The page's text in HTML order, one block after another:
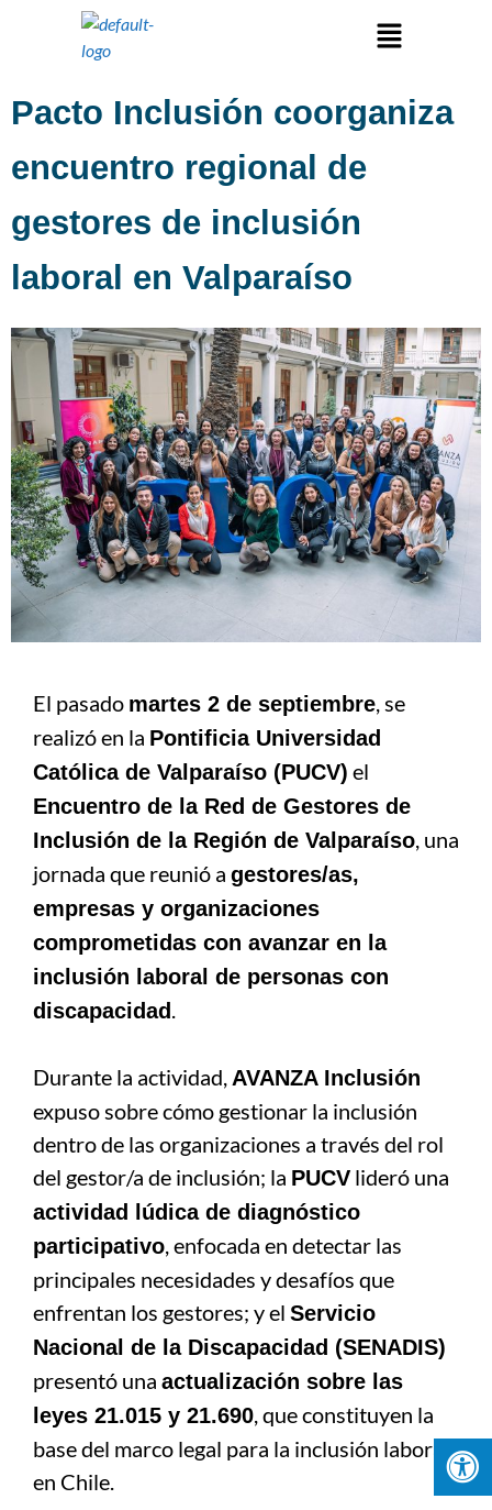
Pacto Inclusión coorganiza
encuentro regional de
gestores de inclusión
laboral en Valparaíso
El pasado martes 2 de septiembre , se
realizó en la Pontificia Universidad
Católica de Valparaíso (PUCV) el
Encuentro de la Red de Gestores de
Inclusión de la Región de Valparaíso , una
jornada que reunió a gestores/as,
empresas y organizaciones
comprometidas con avanzar en la
inclusión laboral de personas con
discapacidad
Durante la actividad, AVANZA Inclusión
expuso sobre cómo gestionar la inclusión
dentro de las organizaciones a través del rol
del gestor/a de inclusión; la PUCV lideró una
actividad lúdica de diagnóstico
participativo , enfocada en detectar las
principales necesidades y desafíos que
enfrentan los gestores; y el Servicio
Nacional de la Discapacidad (SENADIS)
presentó una actualización sobre las
leyes 21.015 y 21.690 , que constituyen la
base del marco legal para la inclusión laboral
en Chile.